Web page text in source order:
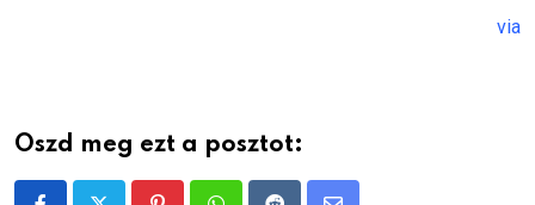
via
Oszd meg ezt a posztot: